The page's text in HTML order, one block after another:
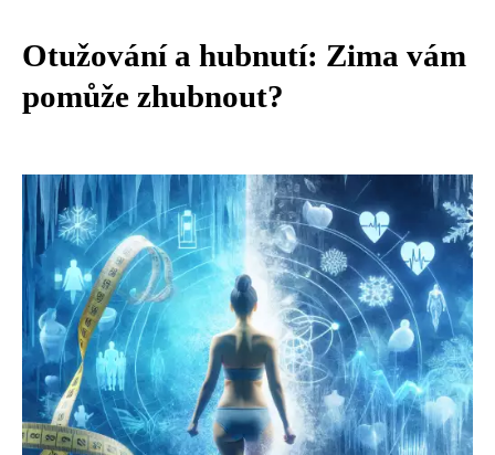
Otužování a hubnutí: Zima vám
pomůže zhubnout?